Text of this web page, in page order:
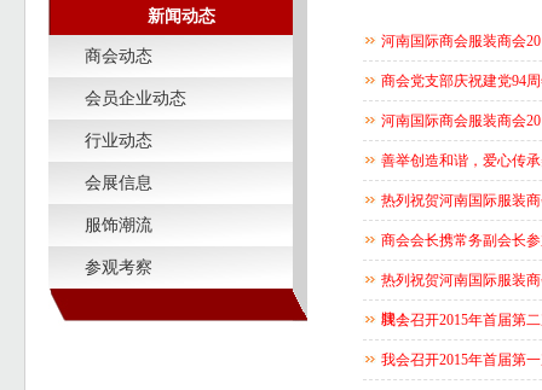
新闻动态
商会动态
会员企业动态
行业动态
会展信息
服饰潮流
参观考察
河南国际商会服装商会
商会党支部庆祝建党94
河南国际商会服装商会
善举创造和谐，爱心传
热列祝贺河南国际服装
商会会长携常务副会长
热列祝贺河南国际服装
牌！
我会召开2015年首届第
我会召开2015年首届第